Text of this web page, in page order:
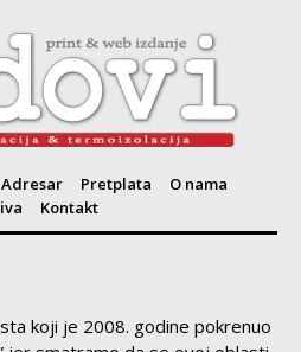
Adresar Pretplata
O nama
Kontakt
koji je 2008. godine pokrenuo